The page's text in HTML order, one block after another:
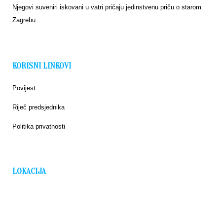
Njegovi suveniri iskovani u vatri pričaju jedinstvenu priču o starom
Zagrebu
KORISNI LINKOVI
Povijest
Riječ predsjednika
Politika privatnosti
LOKACIJA